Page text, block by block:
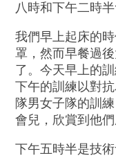
八時和下午二時
我們早上起床的
罩，然而早餐過
了。今天早上的
下午的訓練以對
隊男女子隊的訓
會兒，欣賞到他
下午五時半是技